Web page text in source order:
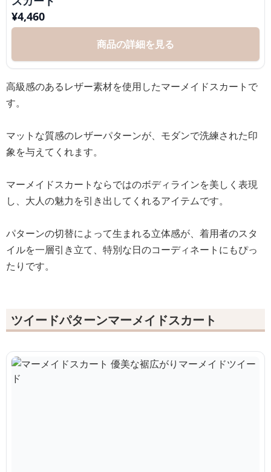
¥4,460
商品の詳細を見る
高級感のあるレザー素材を使用したマーメイドスカートで
す。
マットな質感のレザーパターンが、モダンで洗練された印
象を与えてくれます。
マーメイドスカートならではのボディラインを美しく表現
し、大人の魅力を引き出してくれるアイテムです。
パターンの切替によって生まれる立体感が、着用者のスタ
イルを一層引き立て、特別な日のコーディネートにもぴっ
たりです。
ツイードパターンマーメイドスカート